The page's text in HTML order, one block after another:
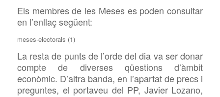
Els membres de les Meses es poden consultar
en l’enllaç següent:
meses-electorals (1)
La resta de punts de l’orde del dia va ser donar
compte de diverses qüestions d’àmbit
econòmic. D’altra banda, en l’apartat de precs i
preguntes, el portaveu del PP, Javier Lozano,